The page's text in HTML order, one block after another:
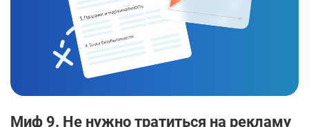
Миф 9. Не нужно тратиться на рекламу